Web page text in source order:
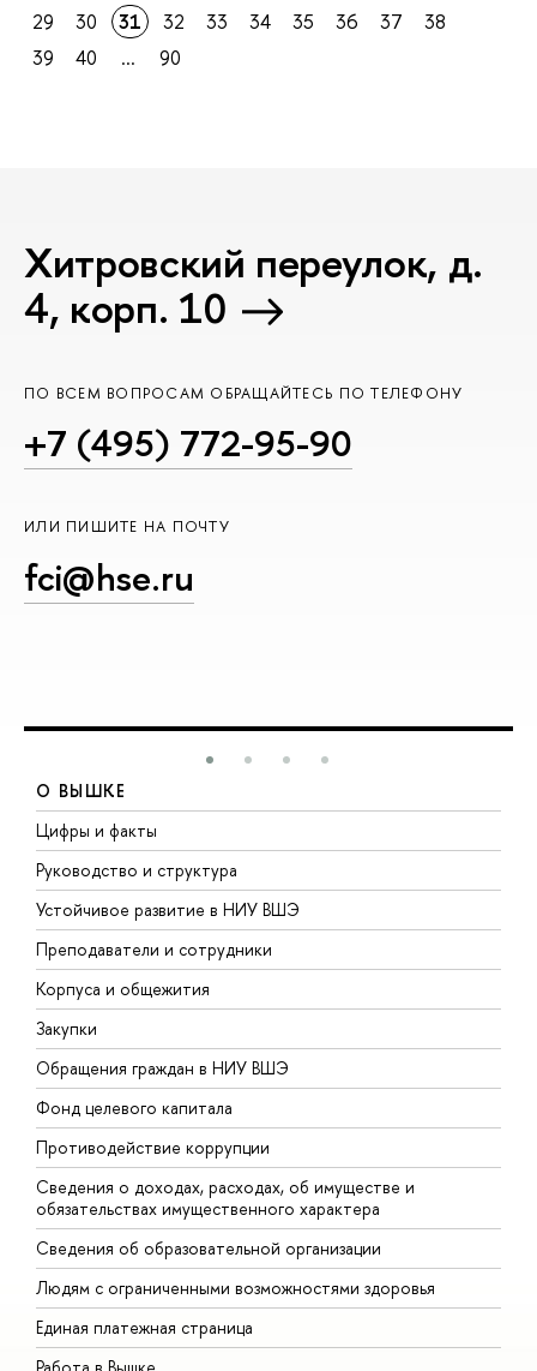
29
30 31 32 33 34 35 36 37
38
39
40 ... 90
Хитровский переулок, д.
4, корп. 10
ПО ВСЕМ ВОПРОСАМ ОБРАЩАЙТЕСЬ ПО ТЕЛЕФОНУ
+7 (495) 772-95-90
ИЛИ ПИШИТЕ НА ПОЧТУ
fci@hse.ru
О ВЫШКЕ
Цифры и факты
Руководство и структура
Устойчивое развитие в НИУ ВШЭ
Преподаватели и сотрудники
Корпуса и общежития
Закупки
Обращения граждан в НИУ ВШЭ
Фонд целевого капитала
Противодействие коррупции
Сведения о доходах, расходах, об имуществе и
обязательствах имущественного характера
Сведения об образовательной организации
Людям с ограниченными возможностями здоровья
Единая платежная страница